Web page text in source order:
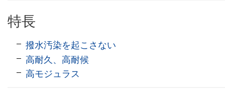
特長
撥水汚染を起こさない
高耐久、高耐候
高モジュラス